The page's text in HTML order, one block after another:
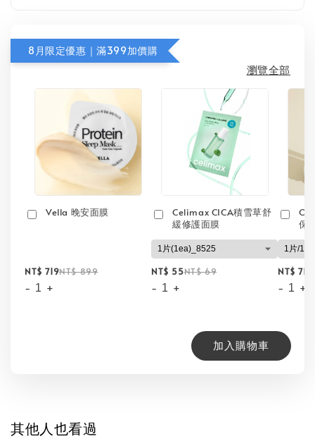
8月限定優惠｜滿399加價購
瀏覽全部
Vella 晚安面膜
NT$ 719NT$ 899
- +
Celimax CICA積雪草舒
緩修護面膜
NT$ 55NT$ 69
- +
保
NT$ 71
- +
加入購物車
其他人也看過